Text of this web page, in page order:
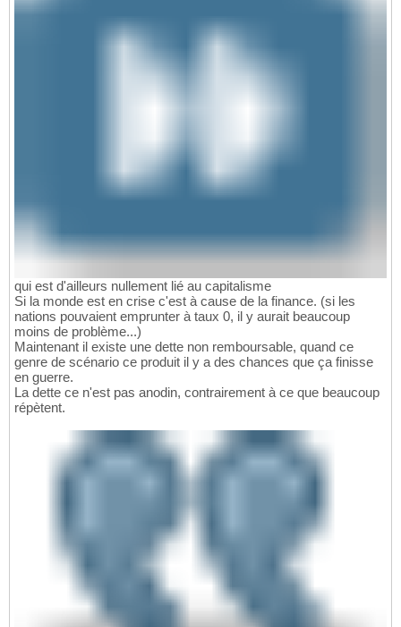
qui est d'ailleurs nullement lié au capitalisme
Si la monde est en crise c'est à cause de la finance. (si les
nations pouvaient emprunter à taux 0, il y aurait beaucoup
moins de problème...)
Maintenant il existe une dette non remboursable, quand ce
genre de scénario ce produit il y a des chances que ça finisse
en guerre.
La dette ce n'est pas anodin, contrairement à ce que beaucoup
répètent.